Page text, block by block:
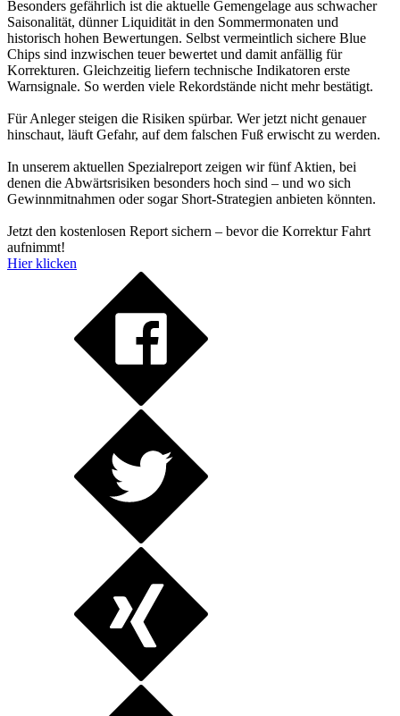
Besonders gefährlich ist die aktuelle Gemengelage aus schwacher
Saisonalität, dünner Liquidität in den Sommermonaten und
historisch hohen Bewertungen. Selbst vermeintlich sichere Blue
Chips sind inzwischen teuer bewertet und damit anfällig für
Korrekturen. Gleichzeitig liefern technische Indikatoren erste
Warnsignale. So werden viele Rekordstände nicht mehr bestätigt.
Für Anleger steigen die Risiken spürbar. Wer jetzt nicht genauer
hinschaut, läuft Gefahr, auf dem falschen Fuß erwischt zu werden.
In unserem aktuellen Spezialreport zeigen wir fünf Aktien, bei
denen die Abwärtsrisiken besonders hoch sind – und wo sich
Gewinnmitnahmen oder sogar Short-Strategien anbieten könnten.
Jetzt den kostenlosen Report sichern – bevor die Korrektur Fahrt
aufnimmt!
Hier klicken